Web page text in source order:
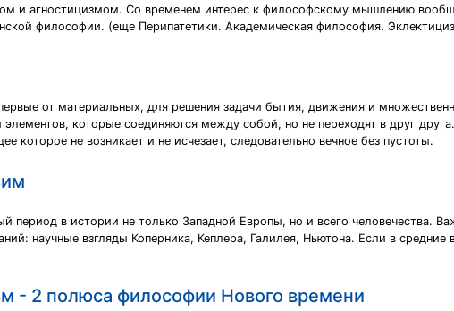
и агностицизмом. Со временем интерес к философскому мышлению
философии. (еще Перипатетики. Академическая философия.
от материальных, для решения задачи бытия, движения и
которые соединяются между собой, но не переходят в друг
которое не возникает и не исчезает, следовательно вечное без пустоты.
период в истории не только Западной Европы, но и всего человечества.
научные взгляды Коперника, Кеплера, Галилея, Ньютона. Если в
- 2 полюса философии Нового времени